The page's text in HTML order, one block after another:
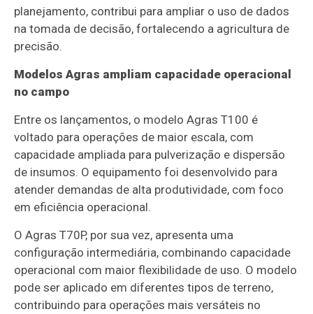
planejamento, contribui para ampliar o uso de dados
na tomada de decisão, fortalecendo a agricultura de
precisão.
Modelos Agras ampliam capacidade operacional
no campo
Entre os lançamentos, o modelo Agras T100 é
voltado para operações de maior escala, com
capacidade ampliada para pulverização e dispersão
de insumos. O equipamento foi desenvolvido para
atender demandas de alta produtividade, com foco
em eficiência operacional.
O Agras T70P, por sua vez, apresenta uma
configuração intermediária, combinando capacidade
operacional com maior flexibilidade de uso. O modelo
pode ser aplicado em diferentes tipos de terreno,
contribuindo para operações mais versáteis no